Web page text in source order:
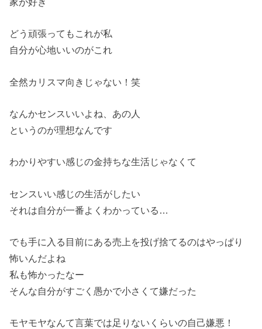
どう頑張ってもこれが私
自分が心地いいのがこれ
全然カリスマ向きじゃない！笑
なんかセンスいいよね、あの人
というのが理想なんです
わかりやすい感じの金持ちな生活じゃなくて
センスいい感じの生活がしたい
それは自分が一番よくわかっている…
でも手に入る目前にある売上を投げ捨てるのはやっぱり
怖いんだよね
私も怖かったなー
そんな自分がすごく愚かで小さくて嫌だった
モヤモヤなんて言葉では足りないくらいの自己嫌悪！